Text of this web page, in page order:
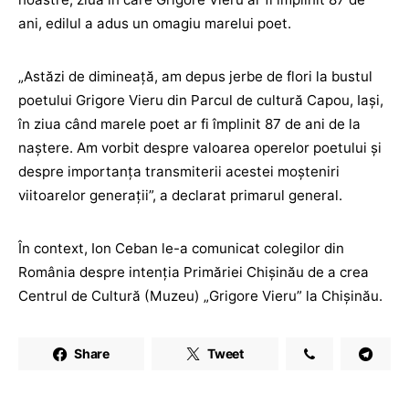
ani, edilul a adus un omagiu marelui poet.
„Astăzi de dimineață, am depus jerbe de flori la bustul
poetului Grigore Vieru din Parcul de cultură Capou, Iași,
în ziua când marele poet ar fi împlinit 87 de ani de la
naștere. Am vorbit despre valoarea operelor poetului și
despre importanța transmiterii acestei moșteniri
viitoarelor generații”, a declarat primarul general.
În context, Ion Ceban le-a comunicat colegilor din
România despre intenția Primăriei Chișinău de a crea
Centrul de Cultură (Muzeu) „Grigore Vieru” la Chișinău.
Share Tweet